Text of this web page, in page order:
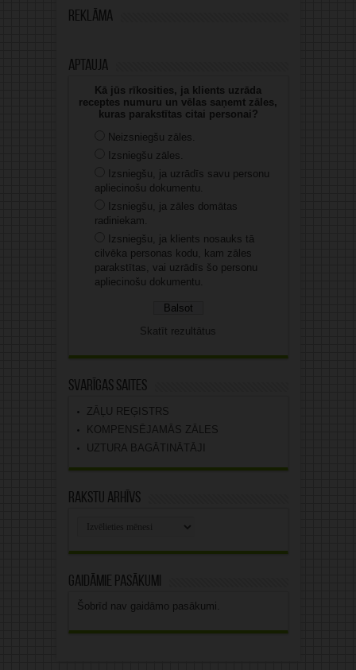
Reklāma
Aptauja
Kā jūs rīkosities, ja klients uzrāda
receptes numuru un vēlas saņemt zāles,
kuras parakstītas citai personai?
Neizsniegšu zāles.
Izsniegšu zāles.
Izsniegšu, ja uzrādīs savu personu
apliecinošu dokumentu.
Izsniegšu, ja zāles domātas
radiniekam.
Izsniegšu, ja klients nosauks tā
cilvēka personas kodu, kam zāles
parakstītas, vai uzrādīs šo personu
apliecinošu dokumentu.
Skatīt rezultātus
Svarīgas saites
ZĀĻU REĢISTRS
KOMPENSĒJAMĀS ZĀLES
UZTURA BAGĀTINĀTĀJI
Rakstu arhīvs
Gaidāmie pasākumi
Šobrīd nav gaidāmo pasākumi.